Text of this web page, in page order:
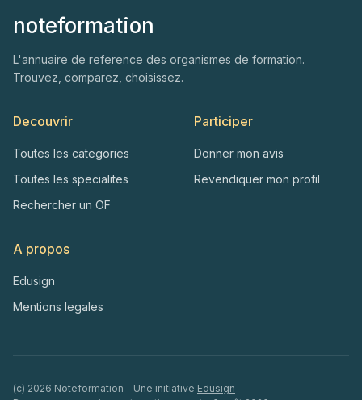
noteformation
L'annuaire de reference des organismes de formation.
Trouvez, comparez, choisissez.
Decouvrir
Toutes les categories
Toutes les specialites
Rechercher un OF
Participer
Donner mon avis
Revendiquer mon profil
A propos
Edusign
Mentions legales
(c) 2026 Noteformation - Une initiative Edusign